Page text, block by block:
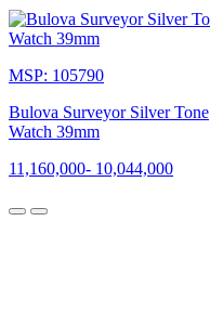
MSP: 105790
Bulova Surveyor Silver Tone
Watch 39mm
11,160,000- 10,044,000